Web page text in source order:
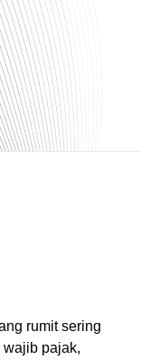
rumit sering
wajib pajak,